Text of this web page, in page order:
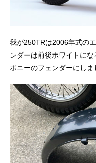
我が250TRは2006年式の
ンダーは前後ホワイトに
ボニーのフェンダーにしま